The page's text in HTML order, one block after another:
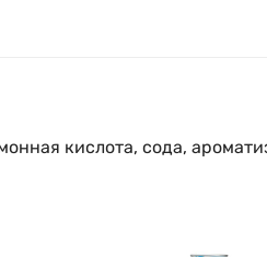
кислота, сода,